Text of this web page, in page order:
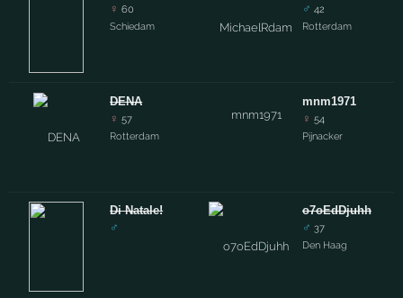
♀ 60
Schiedam
DENA
♀ 57
Rotterdam
Di Natale!
♂
♂ 42
Rotterdam
mnm1971
♀ 54
Pijnacker
o7oEdDjuhh
♂ 37
Den Haag